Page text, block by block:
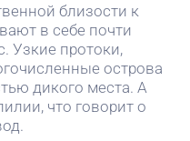
близости к
в себе почти
Узкие протоки,
острова
дикого места. А
что говорит о